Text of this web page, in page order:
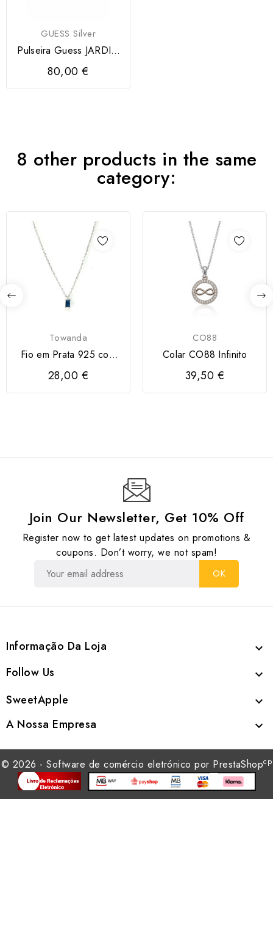
GUESS Silver
Pulseira Guess JARDIN
Silver
80,00 €
8 other products in the same
category:
Towanda
Fio em Prata 925 com
Zircónia Azul
28,00 €
CO88
Colar CO88 Infinito
39,50 €
Join Our Newsletter, Get 10% Off
Register now to get latest updates on promotions &
coupons. Don’t worry, we not spam!
Informação Da Loja 
Follow Us 
SweetApple 
A Nossa Empresa 
© 2026 - Software de comércio eletrónico por PrestaShopcp